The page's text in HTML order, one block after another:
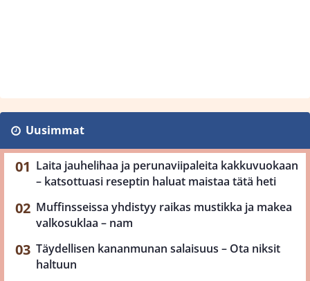
Uusimmat
Laita jauhelihaa ja perunaviipaleita kakkuvuokaan
– katsottuasi reseptin haluat maistaa tätä heti
Muffinsseissa yhdistyy raikas mustikka ja makea
valkosuklaa – nam
Täydellisen kananmunan salaisuus – Ota niksit
haltuun